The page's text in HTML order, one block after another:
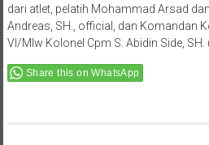
dari atlet, pelatih Mohammad Arsad
Andreas, SH., official, dan Komandan
VI/Mlw Kolonel Cpm S. Abidin Side,
Share this on WhatsApp